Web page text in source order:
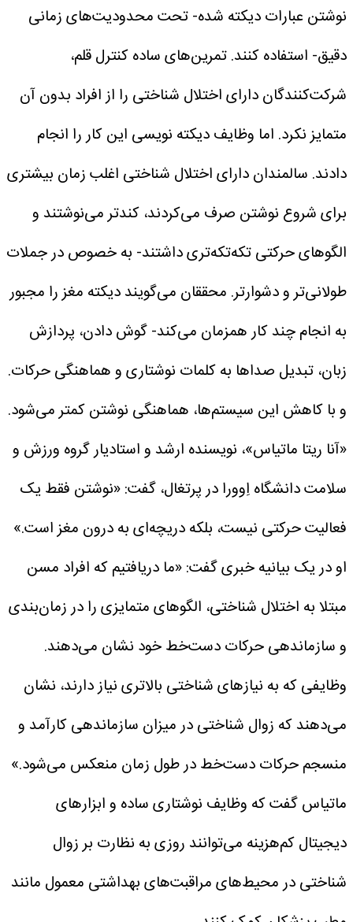
نوشتن عبارات دیکته شده- تحت محدودیت‌های زمانی
دقیق- استفاده کنند.تمرین‌های ساده کنترل قلم،
شرکت‌کنندگان دارای اختلال شناختی را از افراد بدون آن
متمایز نکرد. اما وظایف دیکته نویسی این کار را انجام
دادند. سالمندان دارای اختلال شناختی اغلب زمان بیشتری
برای شروع نوشتن صرف می‌کردند، کندتر می‌نوشتند و
الگوهای حرکتی تکه‌تکه‌تری داشتند- به خصوص در جملات
طولانی‌تر و دشوارتر. محققان می‌گویند دیکته مغز را مجبور
به انجام چند کار همزمان می‌کند- گوش دادن، پردازش
زبان، تبدیل صداها به کلمات نوشتاری و هماهنگی حرکات.
و با کاهش این سیستم‌ها، هماهنگی نوشتن کمتر می‌شود.
«آنا ریتا ماتیاس»، نویسنده ارشد و استادیار گروه ورزش و
سلامت دانشگاه اِوورا در پرتغال، گفت: «نوشتن فقط یک
فعالیت حرکتی نیست، بلکه دریچه‌ای به درون مغز است.»
او در یک بیانیه خبری گفت: «ما دریافتیم که افراد مسن
مبتلا به اختلال شناختی، الگوهای متمایزی را در زمان‌بندی
و سازماندهی حرکات دست‌خط خود نشان می‌دهند.
وظایفی که به نیازهای شناختی بالاتری نیاز دارند، نشان
می‌دهند که زوال شناختی در میزان سازماندهی کارآمد و
منسجم حرکات دست‌خط در طول زمان منعکس می‌شود.»
ماتیاس گفت که وظایف نوشتاری ساده و ابزارهای
دیجیتال کم‌هزینه می‌توانند روزی به نظارت بر زوال
شناختی در محیط‌های مراقبت‌های بهداشتی معمول مانند